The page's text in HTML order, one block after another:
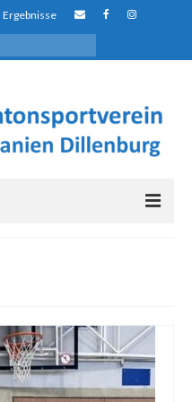
Ergebnisse